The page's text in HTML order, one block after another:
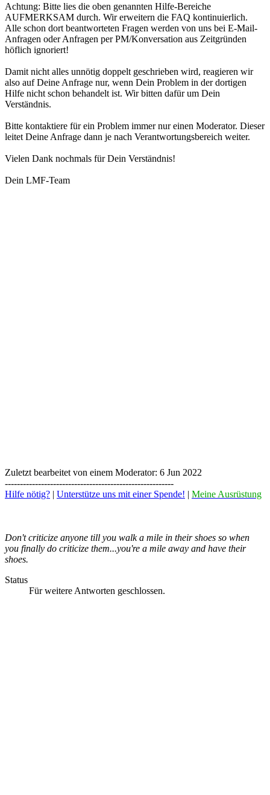
Achtung: Bitte lies die oben genannten Hilfe-Bereiche
AUFMERKSAM durch. Wir erweitern die FAQ kontinuierlich.
Alle schon dort beantworteten Fragen werden von uns bei E-Mail-
Anfragen oder Anfragen per PM/Konversation aus Zeitgründen
höflich ignoriert!
Damit nicht alles unnötig doppelt geschrieben wird, reagieren wir
also auf Deine Anfrage nur, wenn Dein Problem in der dortigen
Hilfe nicht schon behandelt ist. Wir bitten dafür um Dein
Verständnis.
Bitte kontaktiere für ein Problem immer nur einen Moderator. Dieser
leitet Deine Anfrage dann je nach Verantwortungsbereich weiter.
Vielen Dank nochmals für Dein Verständnis!
Dein LMF-Team
Zuletzt bearbeitet von einem Moderator: 6 Jun 2022
--------------------------------------------------------
Hilfe nötig? | Unterstütze uns mit einer Spende! | Meine Ausrüstung
Don't criticize anyone till you walk a mile in their shoes so when
you finally do criticize them...you're a mile away and have their
shoes.
Status
Für weitere Antworten geschlossen.